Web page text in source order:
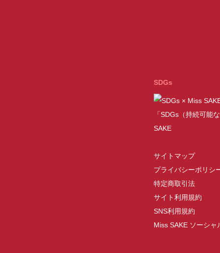
SDGs
「SDGs（持続可能
SAKE
サイトマップ
プライバシーポリシ
特定商取引法
サイト利用規約
SNS利用規約
Miss SAKE ソーシ